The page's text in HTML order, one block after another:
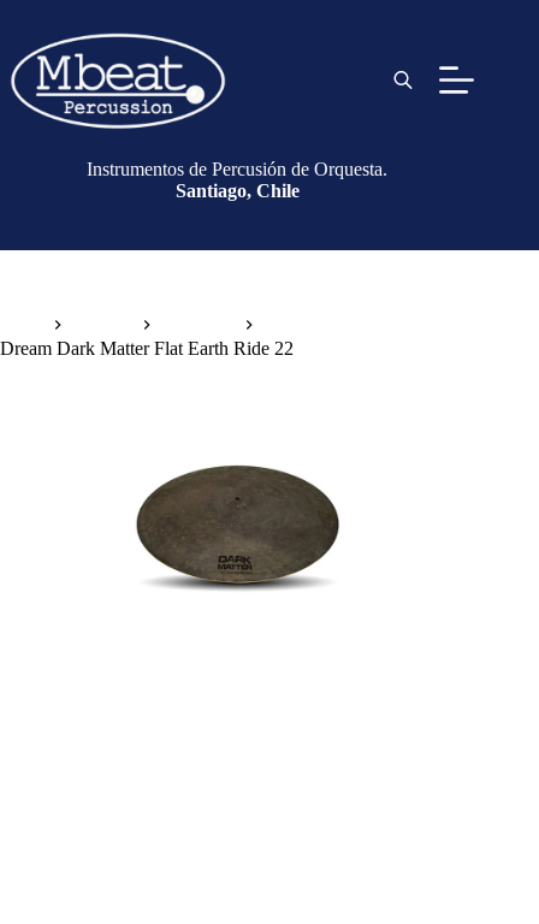
Instrumentos de Percusión de Orquesta.
Santiago, Chile
Dream Dark Matter Flat Earth Ride 22